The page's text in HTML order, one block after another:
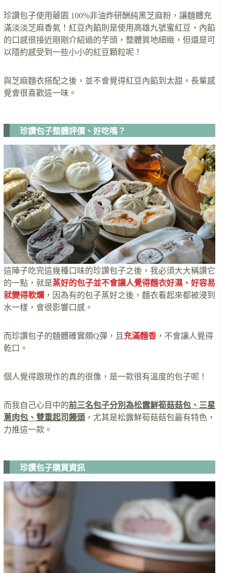
珍讚包子使用薌園 100%非油炸研酬純黑芝麻粉，讓麵體充
滿淡淡芝麻香氣！紅豆內餡則是使用高雄九號蜜紅豆，內餡
的口感很接近剛剛介紹過的芋頭，整體質地細緻，但還是可
以隱約感受到一些小小的紅豆顆粒呢！
與芝麻麵衣搭配之後，並不會覺得紅豆內餡到太甜，長輩感
覺會很喜歡這一味。
珍讚包子整體評價、好吃嗎？
這陣子吃完這幾種口味的珍讚包子之後，我必須大大稱讚它
的一點，就是蒸好的包子並不會讓人覺得麵衣好濕、好容易
就變得軟爛 ，因為有的包子蒸好之後，麵衣看起來都被浸到
水一樣，會很影響口感。
而珍讚包子的麵體確實頗Q彈，且 充滿麵香 ，不會讓人覺得
乾口。
個人覺得跟現作的真的很像，是一款很有溫度的包子呢！
而我自己心目中的前三名包子分別為松露鮮筍菇菇包、三星
蔥肉包、雙重起司饅頭 ，尤其是松露鮮筍菇菇包最有特色，
力推這一款。
珍讚包子購買資訊